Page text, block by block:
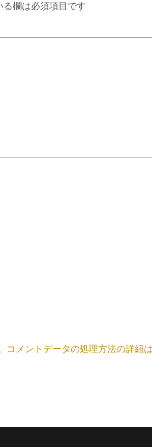
る欄は必須項目です
コメントデータの処理方法の詳細は